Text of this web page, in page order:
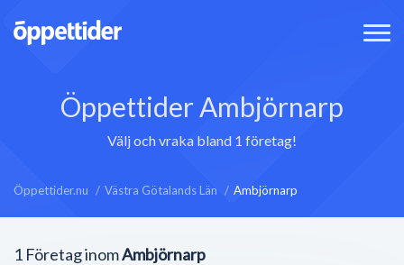
Öppettider Ambjörnarp
Välj och vraka bland 1 företag!
Öppettider.nu Västra Götalands Län Ambjörnarp
1 Företag inomAmbjörnarp